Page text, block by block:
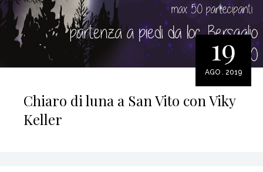
19
AGO . 2019
Chiaro di luna a San Vito con Viky
Keller